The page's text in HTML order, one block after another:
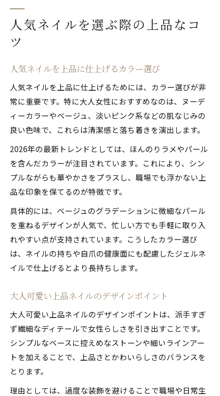
人気ネイルを選ぶ際の上品なコ
ツ
人気ネイルを上品に仕上げるカラー選び
人気ネイルを上品に仕上げるためには、カラー選びが非
常に重要です。特に大人女性におすすめなのは、ヌーデ
ィーカラーやベージュ、淡いピンク系などの肌なじみの
良い色味で、これらは清潔感と落ち着きを演出します。
2026年の最新トレンドとしては、ほんのりラメやパール
を含んだカラーが注目されています。これにより、シン
プルながらも華やかさをプラスし、職場でも浮かない上
品な印象を保てるのが特徴です。
具体的には、ベージュのグラデーションに微細なパール
を重ねるデザインが人気で、忙しい方でも手軽に取り入
れやすい点が支持されています。こうしたカラー選び
は、ネイルの持ちや自爪の健康面にも配慮したジェルネ
イルで仕上げるとより長持ちします。
大人可愛い上品ネイルのデザインポイント
大人可愛い上品ネイルのデザインポイントは、派手すぎ
ず繊細なディテールで女性らしさを引き出すことです。
シンプルなベースに控えめなストーンや細いラインアー
トを加えることで、上品さとかわいらしさのバランスを
とります。
理由としては、過度な装飾を避けることで職場や日常生